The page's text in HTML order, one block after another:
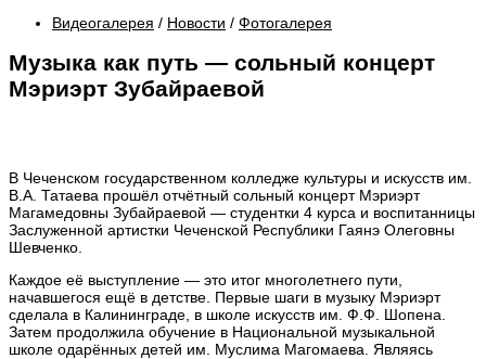
Видеогалерея / Новости / Фотогалерея
Музыка как путь — сольный концерт
Мэриэрт Зубайраевой
В Чеченском государственном колледже культуры и искусств им.
В.А. Татаева прошёл отчётный сольный концерт Мэриэрт
Магамедовны Зубайраевой — студентки 4 курса и воспитанницы
Заслуженной артистки Чеченской Республики Гаянэ Олеговны
Шевченко.
Каждое её выступление — это итог многолетнего пути,
начавшегося ещё в детстве. Первые шаги в музыку Мэриэрт
сделала в Калининграде, в школе искусств им. Ф.Ф. Шопена.
Затем продолжила обучение в Национальной музыкальной
школе одарённых детей им. Муслима Магомаева. Являясь